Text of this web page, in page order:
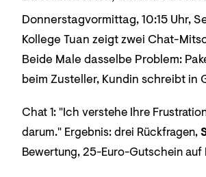
Donnerstagvormittag, 10:15 Uhr,
Kollege Tuan zeigt zwei Chat-
Beide Male dasselbe Problem:
beim Zusteller, Kundin schreibt in
Chat 1: "Ich verstehe Ihre
darum." Ergebnis: drei Rückfragen,
Bewertung, 25-Euro-Gutschein auf